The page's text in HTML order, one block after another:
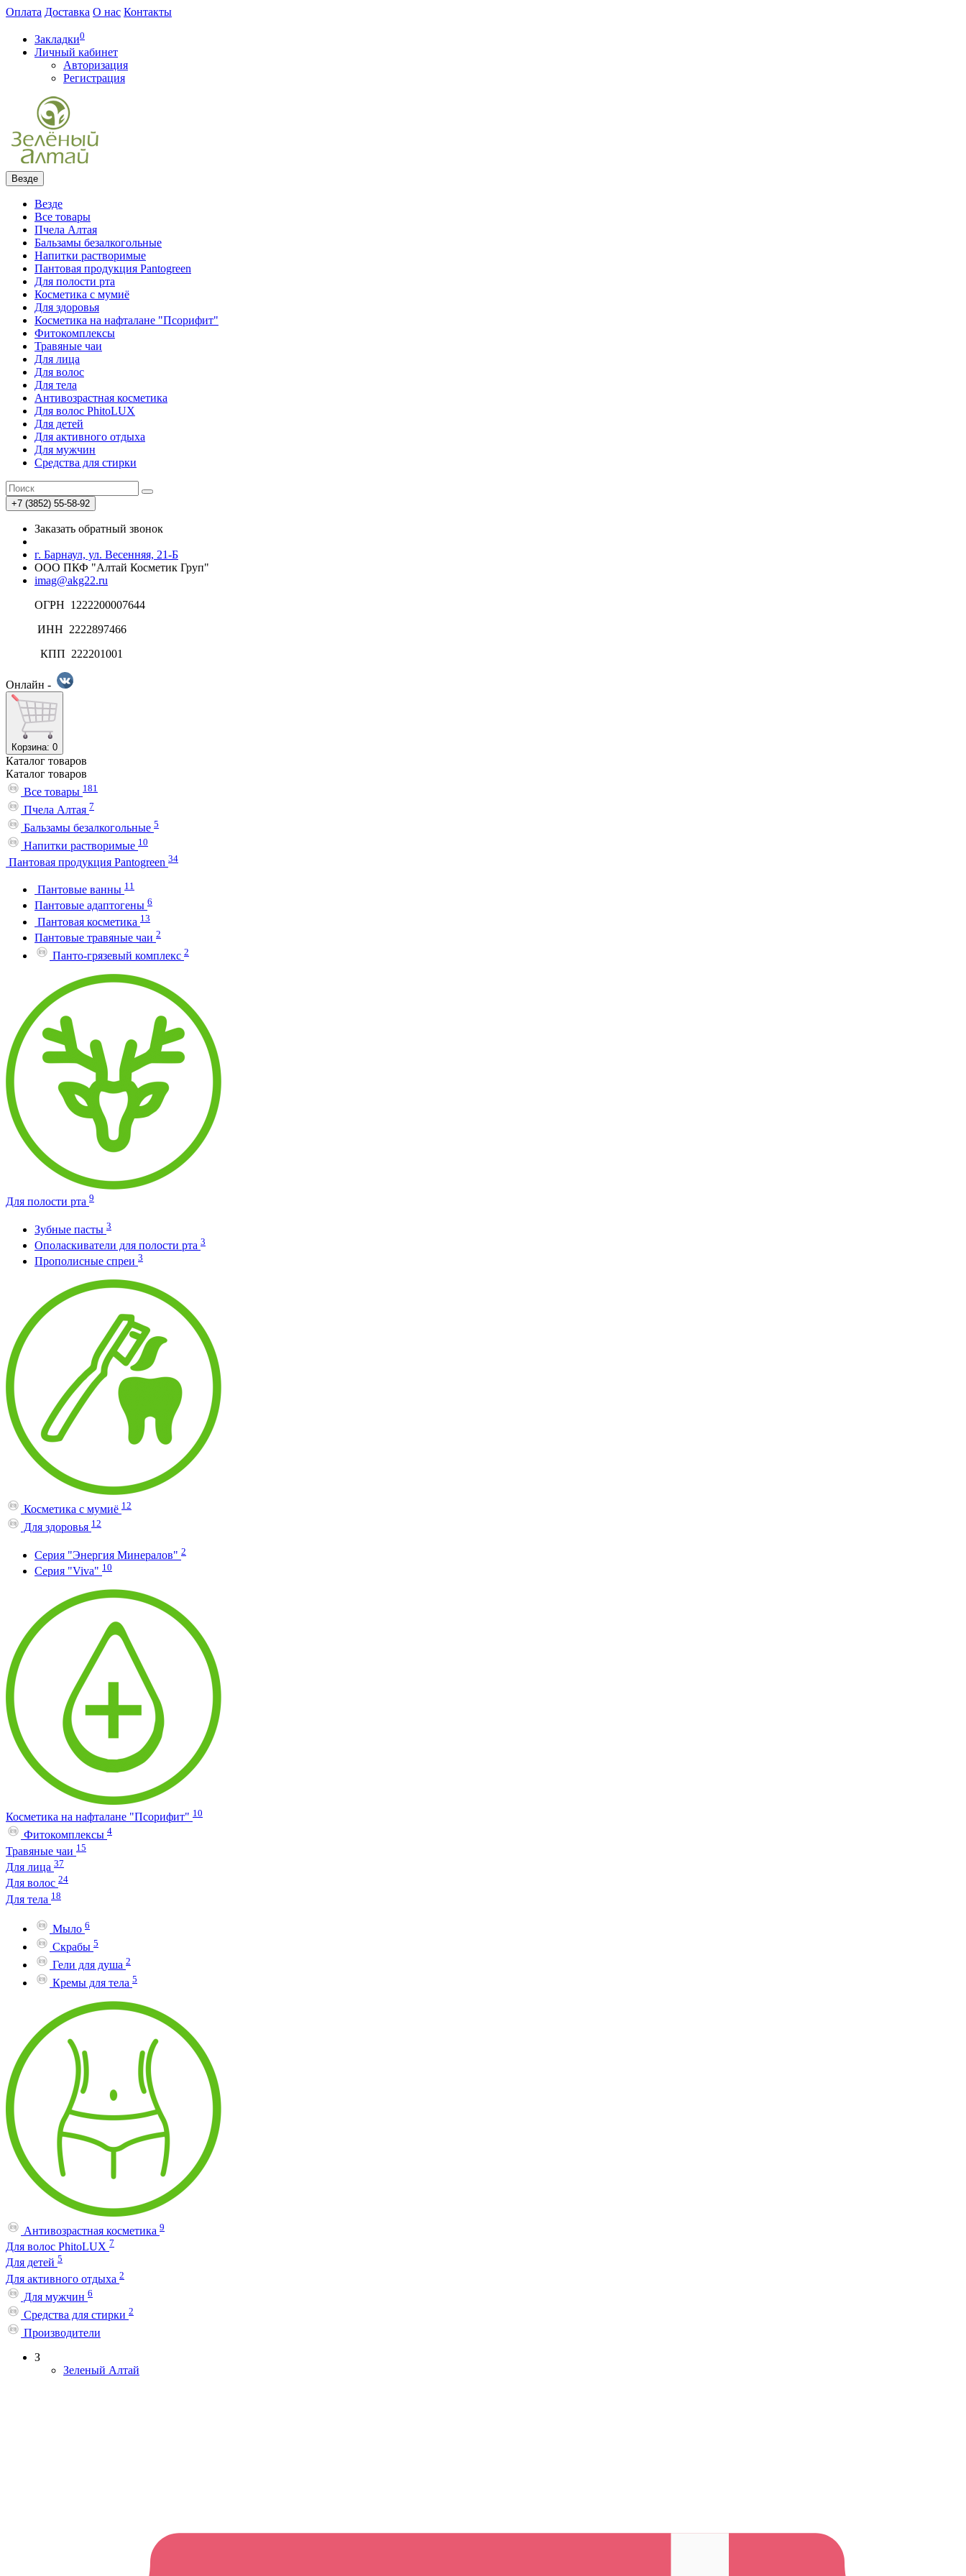
Оплата Доставка О нас Контакты
Закладки0
Личный кабинет
Авторизация
Регистрация
Везде
Везде
Все товары
Пчела Алтая
Бальзамы безалкогольные
Напитки растворимые
Пантовая продукция Pantogreen
Для полости рта
Косметика с мумиё
Для здоровья
Косметика на нафталане "Псорифит"
Фитокомплексы
Травяные чаи
Для лица
Для волос
Для тела
Антивозрастная косметика
Для волос PhitoLUX
Для детей
Для активного отдыха
Для мужчин
Средства для стирки
+7 (3852) 55-58-92
Заказать обратный звонок
г. Барнаул, ул. Весенняя, 21-Б
ООО ПКФ "Алтай Косметик Груп"
imag@akg22.ru
ОГРН 1222200007644
ИНН 2222897466
КПП 222201001
Онлайн -
Корзина: 0
Каталог товаров
Каталог товаров
Все товары 181
Пчела Алтая 7
Бальзамы безалкогольные 5
Напитки растворимые 10
Пантовая продукция Pantogreen 34
Пантовые ванны 11
Пантовые адаптогены 6
Пантовая косметика 13
Пантовые травяные чаи 2
Панто-грязевый комплекс 2
Для полости рта 9
Зубные пасты 3
Ополаскиватели для полости рта 3
Прополисные спреи 3
Косметика с мумиё 12
Для здоровья 12
Серия "Энергия Минералов" 2
Серия "Viva" 10
Косметика на нафталане "Псорифит" 10
Фитокомплексы 4
Травяные чаи 15
Для лица 37
Для волос 24
Для тела 18
Мыло 6
Скрабы 5
Гели для душа 2
Кремы для тела 5
Антивозрастная косметика 9
Для волос PhitoLUX 7
Для детей 5
Для активного отдыха 2
Для мужчин 6
Средства для стирки 2
Производители
З
Зеленый Алтай